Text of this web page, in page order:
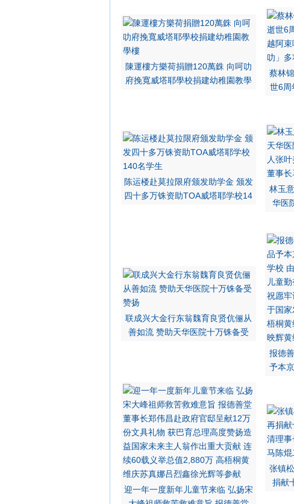
陳運樓方樂荷捐贈120萬銖 向呵叻
府挽寬威塔耶學校捐建幼稚園教學
蔡林
世6周
陈运楼赴莫拉限府颁发助学金 颁发
四十多万铢资助TOA威塔耶学校14
林玉
华医
联成兴大金行东翁魏育良贤伉俪从
善如流 赞助天华医院十万铢备受
报德
予本
迎一年一度新年儿童节来临 弘扬宋
张镇
捐献